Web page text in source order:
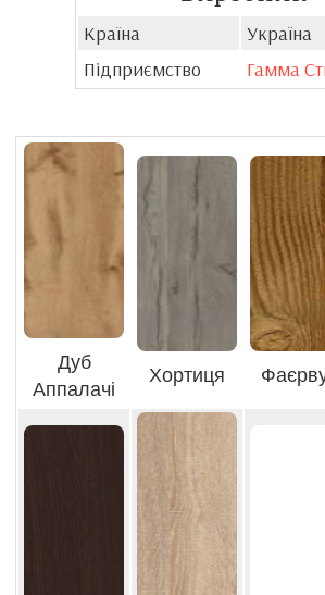
Країна
Україна
Підприємство
Гамма
Дуб
Аппалачі
Хортиця